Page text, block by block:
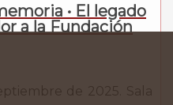
• El legado
a la Fundación
de 2025. Sala